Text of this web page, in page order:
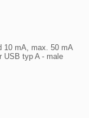
10 mA, max. 50 mA
USB typ A - male